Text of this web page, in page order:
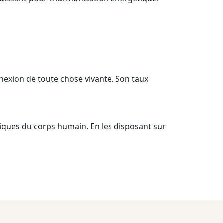
de toute chose vivante. Son taux
du corps humain. En les disposant sur